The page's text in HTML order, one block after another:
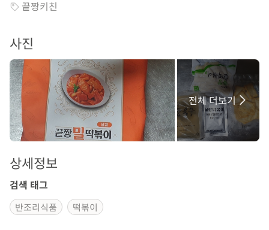
끝짱키친
사진
전체 더보기
상세정보
검색 태그
반조리식품 떡볶이